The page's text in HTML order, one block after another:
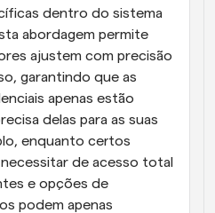
dentro do sistema
abordagem permite
ajustem com precisão
garantindo que as
apenas estão
delas para as suas
enquanto certos
de acesso total
e opções de
podem apenas